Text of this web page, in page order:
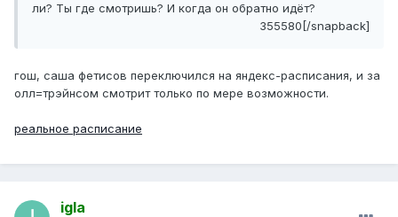
ли? Ты где смотришь? И когда он обратно идёт?
355580[/snapback]
гош, саша фетисов переключился на яндекс-расписания, и за
олл=трэйнсом смотрит только по мере возможности.
реальное расписание
igla